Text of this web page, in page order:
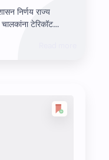
टेरिकॉट